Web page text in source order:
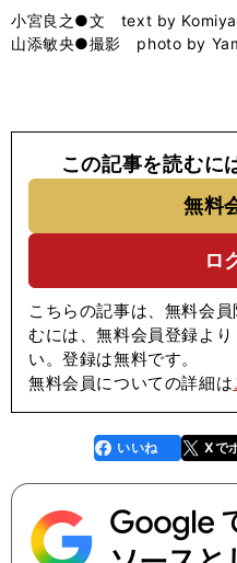
バ
小宮良之●文 text by Komiya
山添敏央●撮影 photo by
この記事を読むに
無料
ロ
こちらの記事は、無料会
むには、無料会員登録よ
い。登録は無料です。
無料会員についての詳細は
faceboo
k
いいね Xで